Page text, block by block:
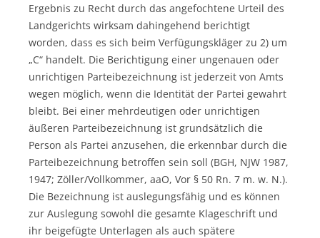
Ergebnis zu Recht durch das angefochtene Urteil des
Landgerichts wirksam dahingehend berichtigt
worden, dass es sich beim Verfügungskläger zu 2) um
„C“ handelt. Die Berichtigung einer ungenauen oder
unrichtigen Parteibezeichnung ist jederzeit von Amts
wegen möglich, wenn die Identität der Partei gewahrt
bleibt. Bei einer mehrdeutigen oder unrichtigen
äußeren Parteibezeichnung ist grundsätzlich die
Person als Partei anzusehen, die erkennbar durch die
Parteibezeichnung betroffen sein soll (BGH, NJW 1987,
1947; Zöller/Vollkommer, aaO, Vor § 50 Rn. 7 m. w. N.).
Die Bezeichnung ist auslegungsfähig und es können
zur Auslegung sowohl die gesamte Klageschrift und
ihr beigefügte Unterlagen als auch spätere